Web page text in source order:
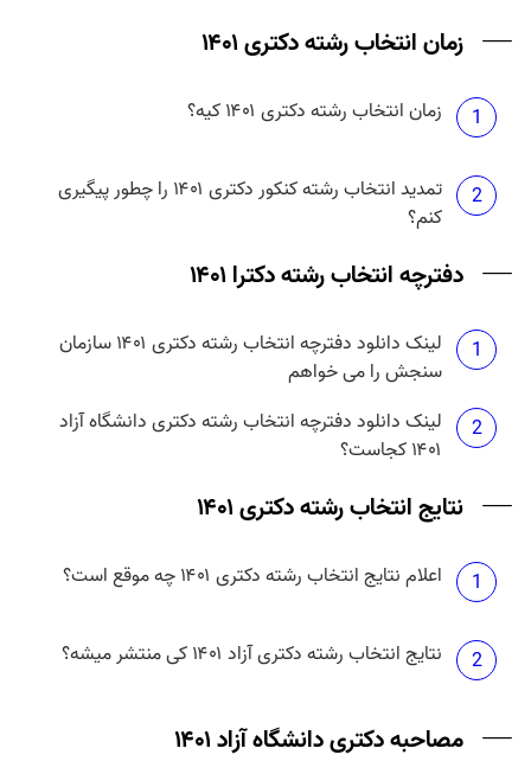
حداکثر تعداد انتخاب رشته دکتری آزاد ۱۴۰۱ چند تا است؟
5
زمان انتخاب رشته دکتری ۱۴۰۱
1 زمان انتخاب رشته دکتری ۱۴۰۱ کیه؟
2
تمدید انتخاب رشته کنکور دکتری ۱۴۰۱ را چطور پیگیری
کنم؟
دفترچه انتخاب رشته دکترا ۱۴۰۱
1
لینک دانلود دفترچه انتخاب رشته دکتری ۱۴۰۱ سازمان
سنجش را می خواهم
2
لینک دانلود دفترچه انتخاب رشته دکتری دانشگاه آزاد
۱۴۰۱ کجاست؟
نتایج انتخاب رشته دکتری ۱۴۰۱
1 اعلام نتایج انتخاب رشته دکتری ۱۴۰۱ چه موقع است؟
2 نتایج انتخاب رشته دکتری آزاد ۱۴۰۱ کی منتشر میشه؟
مصاحبه دکتری دانشگاه آزاد ۱۴۰۱